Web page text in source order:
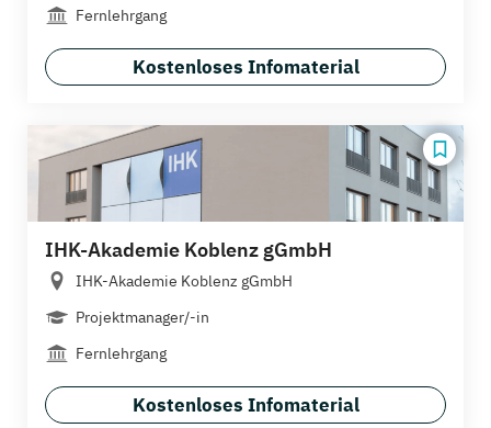
Fernlehrgang
Kostenloses Infomaterial
IHK-Akademie Koblenz gGmbH
IHK-Akademie Koblenz gGmbH
Projektmanager/-in
Fernlehrgang
Kostenloses Infomaterial